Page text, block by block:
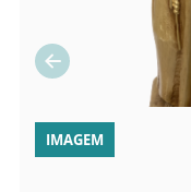
IMAGEM